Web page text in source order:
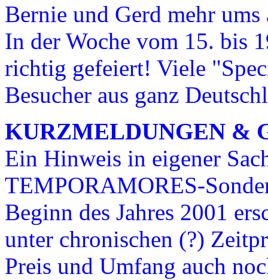
Bernie und Gerd mehr
In der Woche vom 15. bis
richtig gefeiert! Viele
Besucher aus ganz
KURZMELDUNGEN &
Ein Hinweis in eigener
TEMPORAMORES-
Beginn des Jahres 2001
unter chronischen (?)
Preis und Umfang auch